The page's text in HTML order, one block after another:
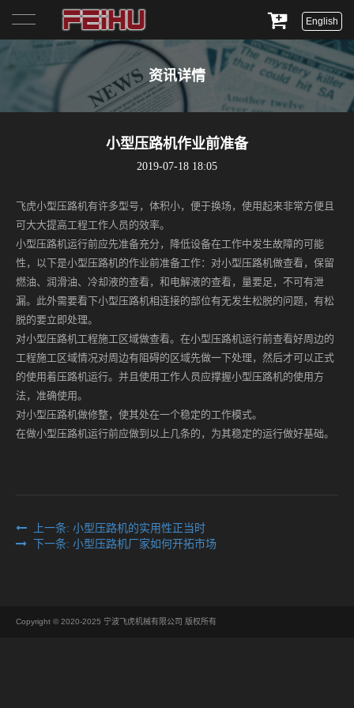
English
资讯详情
小型压路机作业前准备
2019-07-18 18:05
飞虎小型压路机有许多型号，体积小，便于换场，使用起来非常方便且
可大大提高工程工作人员的效率。
小型压路机运行前应先准备充分，降低设备在工作中发生故障的可能
性，以下是小型压路机的作业前准备工作：对小型压路机做查看，保留
燃油、润滑油、冷却液的查看，和电解液的查看，量要足，不可有泄
漏。此外需要看下小型压路机相连接的部位有无发生松脱的问题，有松
脱的要立即处理。
对小型压路机工程施工区域做查看。在小型压路机运行前查看好周边的
工程施工区域情况对周边有阻碍的区域先做一下处理，然后才可以正式
的使用着压路机运行。并且使用工作人员应撑握小型压路机的使用方
法，准确使用。
对小型压路机做修整，使其处在一个稳定的工作模式。
在做小型压路机运行前应做到以上几条的，为其稳定的运行做好基础。
上一条: 小型压路机的实用性正当时
下一条: 小型压路机厂家如何开拓市场
Copyright © 2020-2025 宁波飞虎机械有限公司 版权所有
关于我们
新闻资讯
联系我们